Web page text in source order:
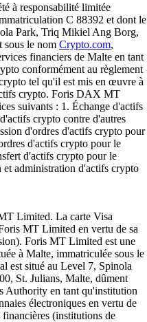
à responsabilité limitée
C 88392 et dont le
Park, Triq Mikiel Ang Borg,
sous le nom Crypto.com,
financiers de Malte en tant
conformément au règlement
tel qu'il est mis en œuvre à
crypto. Foris DAX MT
suivants : 1. Échange d'actifs
crypto contre d'autres
d'ordres d'actifs crypto pour
d'actifs crypto pour le
d'actifs crypto pour le
et administration d'actifs crypto
Limited. La carte Visa
MT Limited en vertu de sa
Foris MT Limited est une
à Malte, immatriculée sous le
est situé au Level 7, Spinola
St. Julians, Malte, dûment
Authority en tant qu'institution
électroniques en vertu de
(institutions de